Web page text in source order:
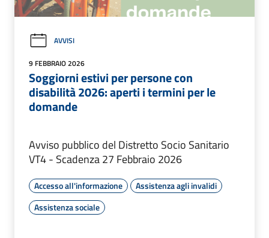
AVVISI
9 FEBBRAIO 2026
Soggiorni estivi per persone con
disabilità 2026: aperti i termini per le
domande
Avviso pubblico del Distretto Socio Sanitario
VT4 - Scadenza 27 Febbraio 2026
Accesso all'informazione
Assistenza agli invalidi
Assistenza sociale